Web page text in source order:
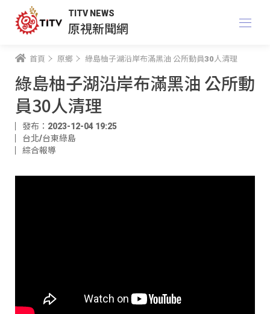
TITV NEWS
原視新聞網
首頁 原鄉 綠島柚子湖沿岸布滿黑油 公所動員30人清理
綠島柚子湖沿岸布滿黑油 公所動
員30人清理
發布：2023-12-04 19:25
台北/台東綠島
綜合報導